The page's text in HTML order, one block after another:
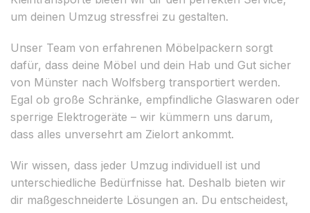
um deinen Umzug stressfrei zu gestalten.
Unser Team von erfahrenen Möbelpackern sorgt
dafür, dass deine Möbel und dein Hab und Gut sicher
von Münster nach Wolfsberg transportiert werden.
Egal ob große Schränke, empfindliche Glaswaren oder
sperrige Elektrogeräte – wir kümmern uns darum,
dass alles unversehrt am Zielort ankommt.
Wir wissen, dass jeder Umzug individuell ist und
unterschiedliche Bedürfnisse hat. Deshalb bieten wir
dir maßgeschneiderte Lösungen an. Du entscheidest,